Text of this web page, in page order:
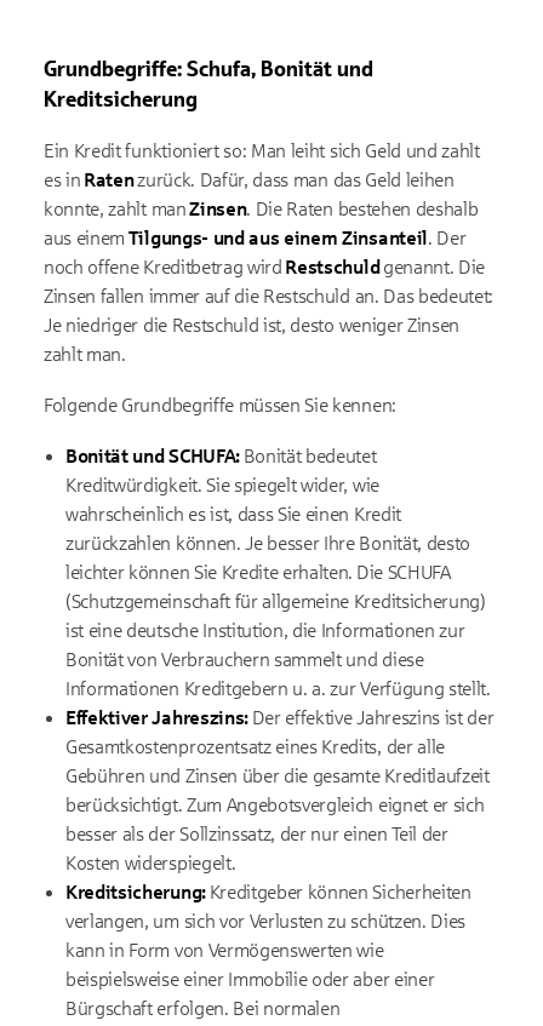
Grundbegriffe: Schufa, Bonität und
Kreditsicherung
Ein Kredit funktioniert so: Man leiht sich Geld und zahlt
es in Ratenzurück. Dafür, dass man das Geld leihen
konnte, zahlt manZinsen. Die Raten bestehen deshalb
aus einem Tilgungs- und aus einem Zinsanteil . Der
noch offene Kreditbetrag wird Restschuld genannt. Die
Zinsen fallen immer auf die Restschuld an. Das bedeutet:
Je niedriger die Restschuld ist, desto weniger Zinsen
zahlt man.
Folgende Grundbegriffe müssen Sie kennen:
Bonität und SCHUFA:Bonität bedeutet
Kreditwürdigkeit. Sie spiegelt wider, wie
wahrscheinlich es ist, dass Sie einen Kredit
zurückzahlen können. Je besser Ihre Bonität, desto
leichter können Sie Kredite erhalten. Die SCHUFA
(Schutzgemeinschaft für allgemeine Kreditsicherung)
ist eine deutsche Institution, die Informationen zur
Bonität von Verbrauchern sammelt und diese
Informationen Kreditgebern u. a. zur Verfügung stellt.
Effektiver Jahreszins: Der effektive Jahreszins ist der
Gesamtkostenprozentsatz eines Kredits, der alle
Gebühren und Zinsen über die gesamte Kreditlaufzeit
berücksichtigt. Zum Angebotsvergleich eignet er sich
besser als der Sollzinssatz, der nur einen Teil der
Kosten widerspiegelt.
Kreditsicherung:Kreditgeber können Sicherheiten
verlangen, um sich vor Verlusten zu schützen. Dies
kann in Form von Vermögenswerten wie
beispielsweise einer Immobilie oder aber einer
Bürgschaft erfolgen. Bei normalen